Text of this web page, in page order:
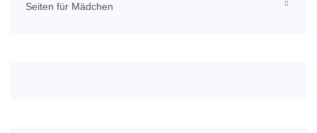
Seiten für Mädchen